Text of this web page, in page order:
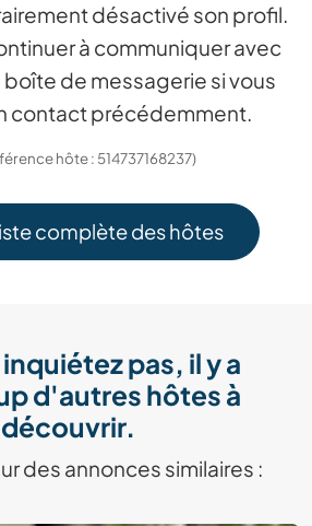
désactivé son profil.
à communiquer avec
boîte de messagerie si vous
contact précédemment.
hôte : 514737168237)
complète des hôtes
pas, il y a
d'autres hôtes à
découvrir.
des annonces similaires :